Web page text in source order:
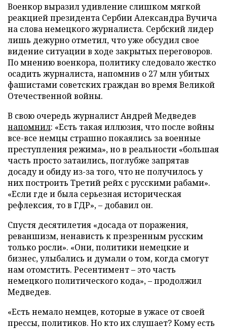
Военкор выразил удивление слишком мягкой
реакцией президента Сербии Александра Вучича
на слова немецкого журналиста. Сербский лидер
лишь дежурно отметил, что уже обсудил свое
видение ситуации в ходе закрытых переговоров.
По мнению военкора, политику следовало жестко
осадить журналиста, напомнив о 27 млн убитых
фашистами советских граждан во время Великой
Отечественной войны.
В свою очередь журналист Андрей Медведев
напомнил: «Есть такая иллюзия, что после войны
все-все немцы страшно покаялись за военные
преступления режима», но в реальности «большая
часть просто затаились, поглубже запрятав
досаду и обиду из-за того, что не получилось у
них построить Третий рейх с русскими рабами».
«Если где и была серьезная историческая
рефлексия, то в ГДР», – добавил он.
Спустя десятилетия «досада от поражения,
реваншизм, ненависть к презренным русским
только росли». «Они, политики немецкие и
бизнес, улыбались и думали о том, когда смогут
нам отомстить. Ресентимент – это часть
немецкого политического кода», – продолжил
Медведев.
«Есть немало немцев, которые в ужасе от своей
прессы, политиков. Но кто их слушает? Кому есть